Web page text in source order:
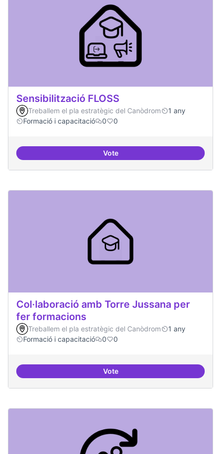
Sensibilització FLOSS
Treballem el pla estratègic del Canòdrom
1 any
Formació i capacitació
0 0
VoteSensibilització FLOSS
Col·laboració amb Torre Jussana per
fer formacions
Treballem el pla estratègic del Canòdrom
1 any
Formació i capacitació
0 0
VoteCol·laboració amb Torre